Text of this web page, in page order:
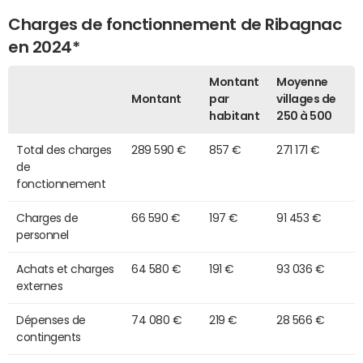
Charges de fonctionnement de Ribagnac
en 2024*
Montant
Montant
par
habitant
Moyenne
villages de
250 à 500
Total des charges
de
fonctionnement
289 590 € 857 € 271 171 €
Charges de
personnel
66 590 € 197 € 91 453 €
Achats et charges
externes
64 580 € 191 € 93 036 €
Dépenses de
contingents
74 080 € 219 € 28 566 €